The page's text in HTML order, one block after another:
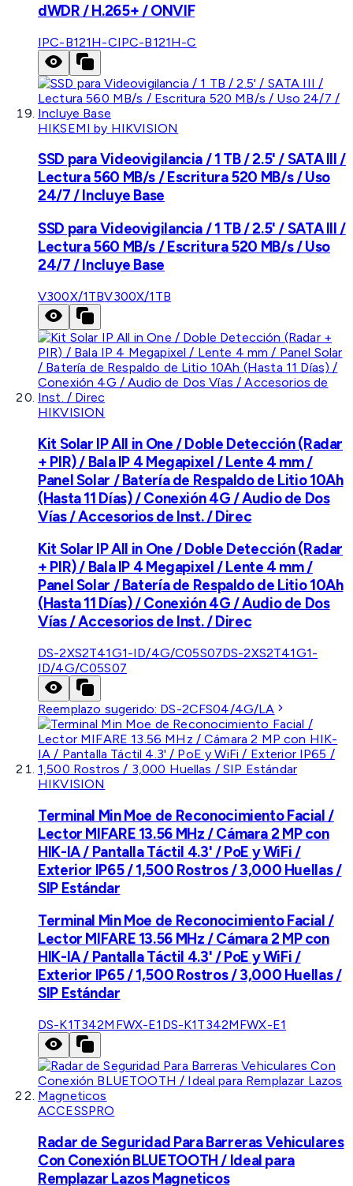
dWDR / H.265+ / ONVIF
IPC-B121H-CIPC-B121H-C
HIKSEMI by HIKVISION
SSD para Videovigilancia / 1 TB / 2.5' / SATA III /
Lectura 560 MB/s / Escritura 520 MB/s / Uso
24/7 / Incluye Base
SSD para Videovigilancia / 1 TB / 2.5' / SATA III /
Lectura 560 MB/s / Escritura 520 MB/s / Uso
24/7 / Incluye Base
V300X/1TBV300X/1TB
HIKVISION
Kit Solar IP All in One / Doble Detección (Radar
+ PIR) / Bala IP 4 Megapixel / Lente 4 mm /
Panel Solar / Batería de Respaldo de Litio 10Ah
(Hasta 11 Días) / Conexión 4G / Audio de Dos
Vías / Accesorios de Inst. / Direc
Kit Solar IP All in One / Doble Detección (Radar
+ PIR) / Bala IP 4 Megapixel / Lente 4 mm /
Panel Solar / Batería de Respaldo de Litio 10Ah
(Hasta 11 Días) / Conexión 4G / Audio de Dos
Vías / Accesorios de Inst. / Direc
DS-2XS2T41G1-ID/4G/C05S07DS-2XS2T41G1-
ID/4G/C05S07
Reemplazo sugerido: DS-2CFS04/4G/LA
HIKVISION
Terminal Min Moe de Reconocimiento Facial /
Lector MIFARE 13.56 MHz / Cámara 2 MP con
HIK-IA / Pantalla Táctil 4.3' / PoE y WiFi /
Exterior IP65 / 1,500 Rostros / 3,000 Huellas /
SIP Estándar
Terminal Min Moe de Reconocimiento Facial /
Lector MIFARE 13.56 MHz / Cámara 2 MP con
HIK-IA / Pantalla Táctil 4.3' / PoE y WiFi /
Exterior IP65 / 1,500 Rostros / 3,000 Huellas /
SIP Estándar
DS-K1T342MFWX-E1 DS-K1T342MFWX-E1
ACCESSPRO
Radar de Seguridad Para Barreras Vehiculares
Con Conexión BLUETOOTH / Ideal para
Remplazar Lazos Magneticos